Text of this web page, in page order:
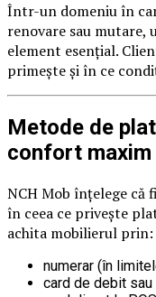
Într-un domeniu în
renovare sau
element esențial.
primește și în ce
Metode de
confort maxim
NCH Mob înțelege
în ceea ce privește
achita mobilierul prin:
numerar (în
card de debit